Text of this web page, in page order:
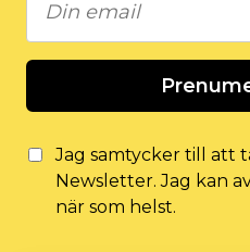
Jag samtycker till att
Newsletter. Jag kan
när som helst.